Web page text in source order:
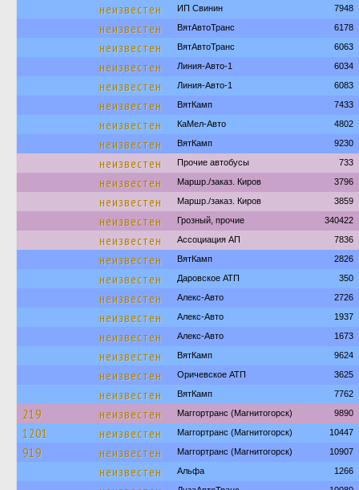
неизвестен ИП Свинин 7948
неизвестен ВятАвтоТранс 6178
неизвестен ВятАвтоТранс 6063
неизвестен Линия-Авто-1 6034
неизвестен Линия-Авто-1 6083
неизвестен ВятКамп 7433
неизвестен КаМел-Авто 4802
неизвестен ВятКамп 9230
неизвестен Прочие автобусы 733
неизвестен Маршр./заказ. Киров 3796
неизвестен Маршр./заказ. Киров 3859
неизвестен Грозный, прочие 340422
неизвестен Ассоциация АП 7836
неизвестен ВятКамп 2826
неизвестен Даровское АТП 350
неизвестен Алекс-Авто 2726
неизвестен Алекс-Авто 1937
неизвестен Алекс-Авто 1673
неизвестен ВятКамп 9624
неизвестен Оричевское АТП 3625
неизвестен ВятКамп 7762
219 неизвестен Маггортранс (Магнитогорск) 9890
1201 неизвестен Маггортранс (Магнитогорск) 10447
919 неизвестен Маггортранс (Магнитогорск) 10907
неизвестен Альфа 1266